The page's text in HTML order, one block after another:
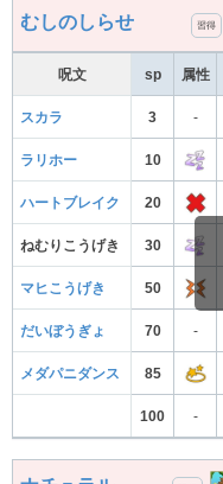
むしのしらせ 習得
呪文 sp 属性
スカラ 3 -
ラリホー 10
ハートブレイク 20
ねむりこうげき 30
マヒこうげき 50
だいぼうぎょ 70 -
メダパニダンス 85
100 -